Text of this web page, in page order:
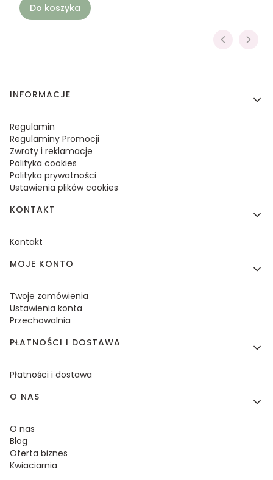
Do koszyka
Linki w stopce
INFORMACJE
Regulamin
Regulaminy Promocji
Zwroty i reklamacje
Polityka cookies
Polityka prywatności
Ustawienia plików cookies
KONTAKT
Kontakt
MOJE KONTO
Twoje zamówienia
Ustawienia konta
Przechowalnia
PŁATNOŚCI I DOSTAWA
Płatności i dostawa
O NAS
O nas
Blog
Oferta biznes
Kwiaciarnia